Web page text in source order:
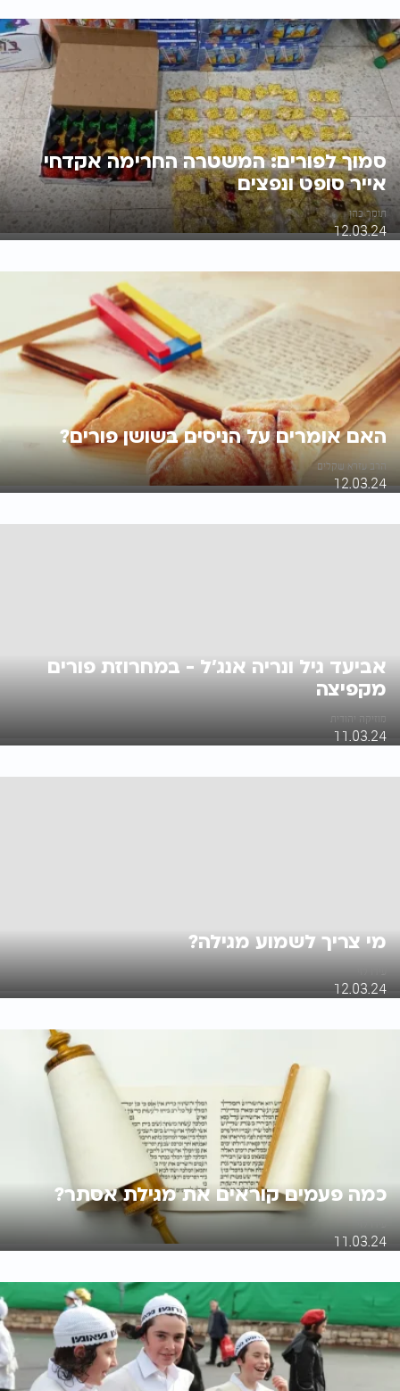
סמוך לפורים: המשטרה החרימה אקדחי
אייר סופט ונפצים
תומר כהן
12.03.24
האם אומרים על הניסים בשושן פורים?
הרב עזרא שקלים
12.03.24
אביעד גיל ונריה אנג'ל - במחרוזת פורים
מקפיצה
מוזיקה יהודית
11.03.24
מי צריך לשמוע מגילה?
12.03.24
כמה פעמים קוראים את מגילת אסתר?
11.03.24